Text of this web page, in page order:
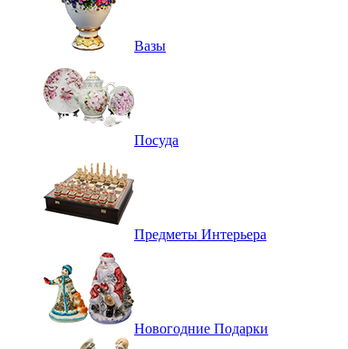
Вазы
Посуда
Предметы Интерьера
Новогодние Подарки